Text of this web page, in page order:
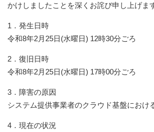
かけしましたことを深くお詫び申し上げま
1．発生日時
令和8年2月25日(水曜日) 12時30分ごろ
2．復旧日時
令和8年2月25日(水曜日) 17時00分ごろ
3．障害の原因
システム提供事業者のクラウド基盤におけ
4．現在の状況